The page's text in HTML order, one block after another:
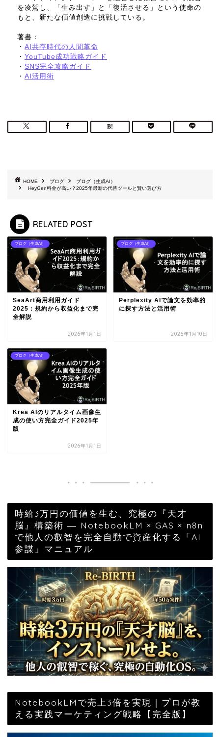
を凌駕し、「生み出す」と「復活させる」という使命の
もと、新たな価値創造に挑戦している。
著書：
・ AI共存時代の人間革命
・ YouTube成功戦略ガイド
・ SNS完全攻略ガイド
・ AI活用術
HOME ブログ
ブログ（生成AI）
HeyGen料金が高い？2025年最新の代替ツールと賢い選び方
RELATED POST
ブログ（生成AI）
SeaArt商用利用ガイド
2025：規約から収益化まで完
全解説
2026年1月1日
ブログ（生成AI）
Perplexity AIで論文を効率的
に探す方法と活用術
2026年1月10日
ブログ（生成AI）
Krea AIのリアルタイム画像生
成の使い方完全ガイド2025年
版
2026年1月1日
時給3万円の価値を生む、究極の『天才
脳』構築術 ― NotebookLM × GAS × n8n
で他人の叡智を完全自動で資産化する「AI
参謀」マニュアル
NotebookLMで売上3倍を実現｜プロが教
える実践マーケティング戦略【完全版】